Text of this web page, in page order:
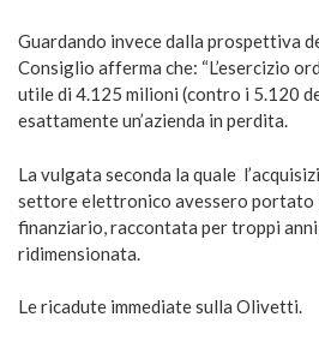
Guardando invece dalla prospettiva
Consiglio afferma che: “L’esercizio
utile di 4.125 milioni (contro i 5.120
esattamente un’azienda in perdita.
La vulgata seconda la quale
settore elettronico avessero portato
finanziario, raccontata per troppi
ridimensionata.
Le ricadute immediate sulla Olivetti.